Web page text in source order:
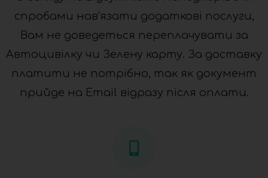
спробами нав'язати додаткові послуги,
Вам не доведеться переплачувати за
Автоцивілку чи Зелену карту. За доставку
платити не потрібно, так як документ
прийде на Email відразу після оплати.